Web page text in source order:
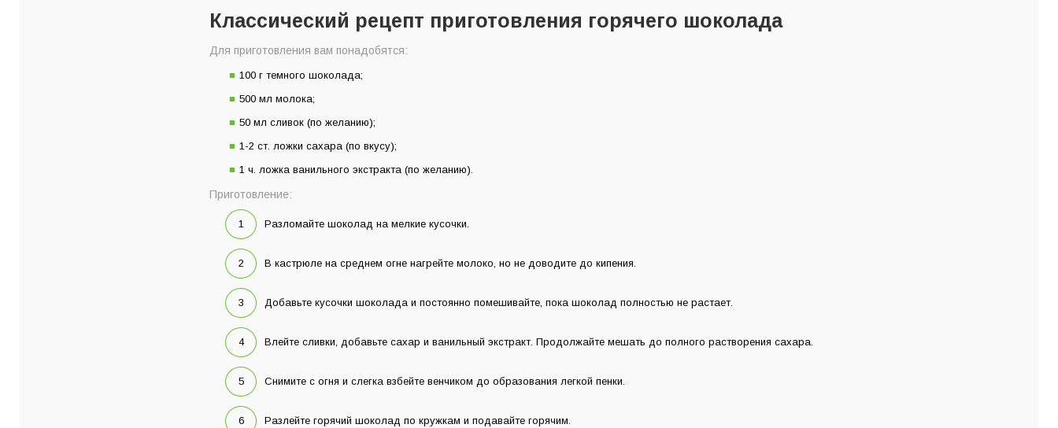
Классический рецепт приготовления горячего шоколада
Для приготовления вам понадобятся:
100 г темного шоколада;
500 мл молока;
50 мл сливок (по желанию);
1-2 ст. ложки сахара (по вкусу);
1 ч. ложка ванильного экстракта (по желанию).
Приготовление:
Разломайте шоколад на мелкие кусочки.
В кастрюле на среднем огне нагрейте молоко, но не доводите до кипения.
Добавьте кусочки шоколада и постоянно помешивайте, пока шоколад полностью не растает.
Влейте сливки, добавьте сахар и ванильный экстракт. Продолжайте мешать до полного растворения сахара.
Снимите с огня и слегка взбейте венчиком до образования легкой пенки.
Разлейте горячий шоколад по кружкам и подавайте горячим.